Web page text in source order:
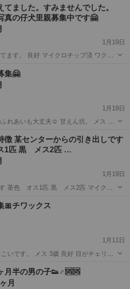
てました。すみませんでした。
真の仔犬里親募集中です🤗
1月19日
ップ済 ワクチ
ります。 高齢者と独身者はご遠慮下さ
駅
集🤗
1月19日
あいも大丈夫☺️ 甘えん坊。 メス 3
際はこちらから出向いての譲渡に なり
駅 その他 ワクチン
某センターからの引き出しです
茶色 オス1匹 黒 メス2匹 …
1月19日
ロ
市駅 その他
🎀チワックス
1月11日
ス 3歳 良好 目がチェリー
まった際はこちらからの出向いての 譲
駅 その他 チワックス
月半の男の子👟♂🆘️🆘️
月